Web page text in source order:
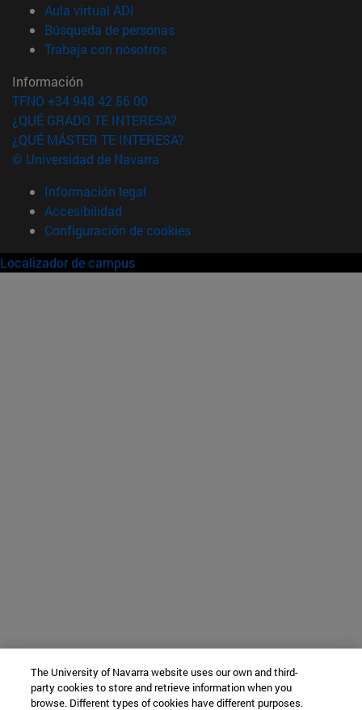
Aula virtual ADI
Búsqueda de personas(abre en nueva ventana)
Trabaja con nosotros(abre en nueva ventana)
Información
TFNO +34 948 42 56 00
¿QUÉ GRADO TE INTERESA?
¿QUÉ MÁSTER TE INTERESA?
© Universidad de Navarra
Información legal
Accesibilidad
Configuración de cookies
Localizador de campus
The University of Navarra website uses our own and third-
party cookies to store and retrieve information when you
browse. Different types of cookies have different purposes.